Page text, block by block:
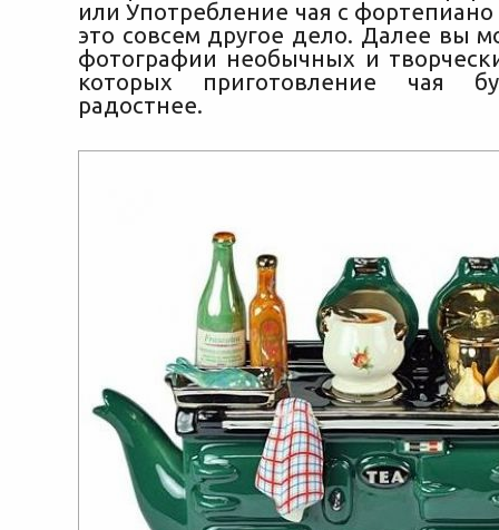
или Употребление чая с фортепиано
это совсем другое дело. Далее вы
фотографии необычных и
которых приготовление чая
радостнее.